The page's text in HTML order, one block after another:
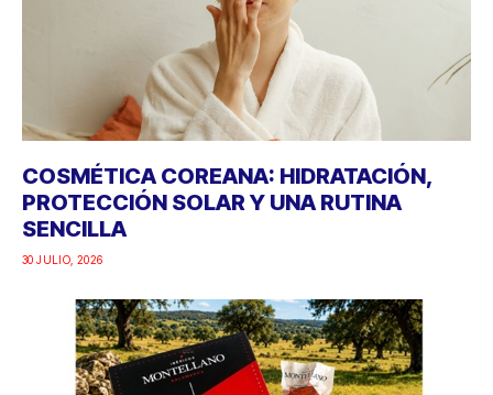
COSMÉTICA COREANA: HIDRATACIÓN,
PROTECCIÓN SOLAR Y UNA RUTINA
SENCILLA
30 JULIO, 2026